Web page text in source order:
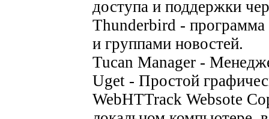
доступа и поддержки
Thunderbird - программа
и группами новостей.
Tucan Manager -
Uget - Простой
WebHTTrack Websote